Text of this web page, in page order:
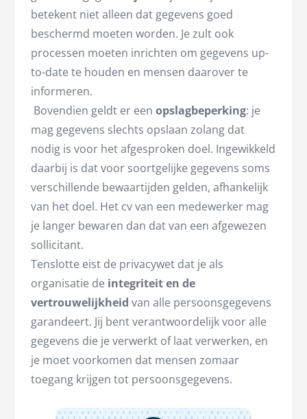
betekent niet alleen dat gegevens goed
beschermd moeten worden. Je zult ook
processen moeten inrichten om gegevens up-
to-date te houden en mensen daarover te
informeren.
Bovendien geldt er een opslagbeperking: je
mag gegevens slechts opslaan zolang dat
nodig is voor het afgesproken doel. Ingewikkeld
daarbij is dat voor soortgelijke gegevens soms
verschillende bewaartijden gelden, afhankelijk
van het doel. Het cv van een medewerker mag
je langer bewaren dan dat van een afgewezen
sollicitant.
Tenslotte eist de privacywet dat je als
organisatie de integriteit en de
vertrouwelijkheid van alle persoonsgegevens
garandeert. Jij bent verantwoordelijk voor alle
gegevens die je verwerkt of laat verwerken, en
je moet voorkomen dat mensen zomaar
toegang krijgen tot persoonsgegevens.